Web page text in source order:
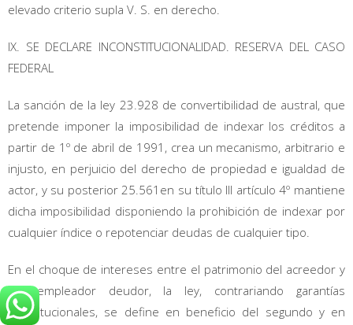
elevado criterio supla V. S. en derecho.
IX. SE DECLARE INCONSTITUCIONALIDAD. RESERVA DEL CASO
FEDERAL
La sanción de la ley 23.928 de convertibilidad de austral, que
pretende imponer la imposibilidad de indexar los créditos a
partir de 1º de abril de 1991, crea un mecanismo, arbitrario e
injusto, en perjuicio del derecho de propiedad e igualdad de
actor, y su posterior 25.561en su título III artículo 4º mantiene
dicha imposibilidad disponiendo la prohibición de indexar por
cualquier índice o repotenciar deudas de cualquier tipo.
En el choque de intereses entre el patrimonio del acreedor y
del empleador deudor, la ley, contrariando garantías
constitucionales, se define en beneficio del segundo y en